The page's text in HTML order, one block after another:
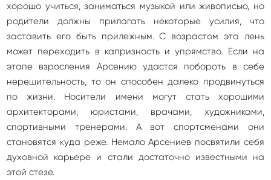
хорошо учиться, заниматься музыкой или живописью, но
родители должны прилагать некоторые усилия, что
заставить его быть прилежным. С возрастом эта лень
может переходить в капризность и упрямство. Если на
этапе взросления Арсению удастся побороть в себе
нерешительность, то он способен далеко продвинуться
по жизни. Носители имени могут стать хорошими
архитекторами, юристами, врачами, художниками,
спортивными тренерами. А вот спортсменами они
становятся куда реже. Немало Арсениев посвятили себя
духовной карьере и стали достаточно известными на
этой стезе.